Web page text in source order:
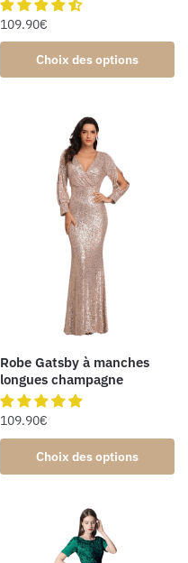
109.90€
Choix des options
Robe Gatsby à manches
longues champagne
109.90€
Choix des options